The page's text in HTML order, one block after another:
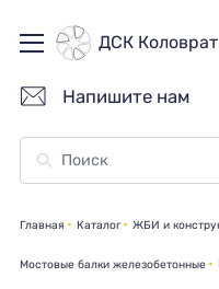
ДСК Коловрат
Напишите нам
Главная Каталог ЖБИ и
Мостовые балки железобетонные